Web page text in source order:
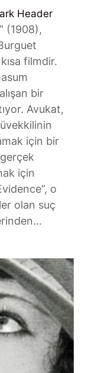
Header
(1908),
filmdir.
bir
Avukat,
için bir
için
o
olan suç